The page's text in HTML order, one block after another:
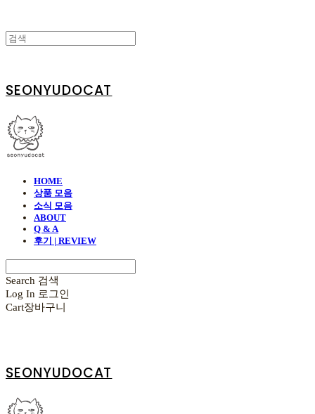
SEONYUDOCAT
HOME
상품 모음
소식 모음
ABOUT
Q & A
후기 | REVIEW
Search 검색
Log In 로그인
Cart장바구니
SEONYUDOCAT